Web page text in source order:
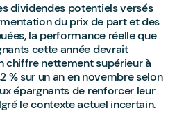
dividendes potentiels versés
du prix de part et des
la performance réelle que
cette année devrait
chiffre nettement supérieur à
% sur un an en novembre selon
épargnants de renforcer leur
le contexte actuel incertain.